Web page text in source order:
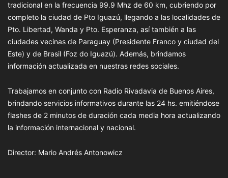
tradicional en la frecuencia 99.9 Mhz de 60 km, cubriendo por
completo la ciudad de Pto Iguazú, llegando a las localidades de
Pto. Libertad, Wanda y Pto. Esperanza, así también a las
ciudades vecinas de Paraguay (Presidente Franco y ciudad del
Este) y de Brasil (Foz do Iguazú). Además, brindamos
información actualizada en nuestras redes sociales.
Trabajamos en conjunto con Radio Rivadavia de Buenos Aires,
brindando servicios informativos durante las 24 hs. emitiéndose
flashes de 2 minutos de duración cada media hora actualizando
la información internacional y nacional.
Director: Mario Andrés Antonowicz